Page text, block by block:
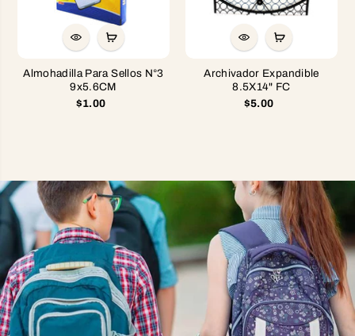
Almohadilla Para Sellos N°3
9x5.6CM
$1.00
Archivador Expandible
8.5X14" FC
$5.00